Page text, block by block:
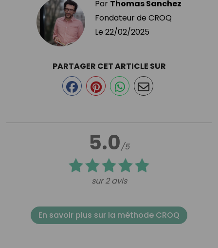
Par Thomas Sanchez
Fondateur de CROQ
Le 22/02/2025
5.0/5
sur 2 avis
PARTAGER CET ARTICLE SUR
En savoir plus sur la méthode CROQ